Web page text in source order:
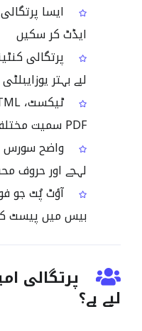
ایسا
ایڈٹ کر سکیں
پرتگالی
لیے بہتر یوزایبلٹی
PDF سمیت مختلف ایکسپورٹ فارمیٹس
واضح سورس
لہجے اور حروف
آؤٹ پُٹ جو
بیس میں پیسٹ
لیے ہے؟